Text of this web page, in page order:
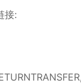
接: